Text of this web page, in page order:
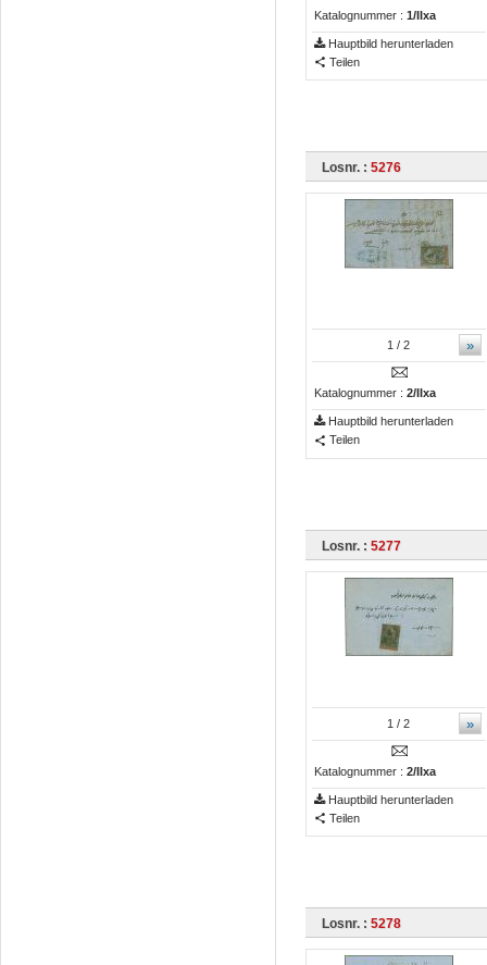
Katalognummer : 1/IIxa
Hauptbild herunterladen
Teilen
Losnr. : 5276
»
1 / 2
Katalognummer : 2/IIxa
Hauptbild herunterladen
Teilen
Losnr. : 5277
»
1 / 2
Katalognummer : 2/IIxa
Hauptbild herunterladen
Teilen
Losnr. : 5278